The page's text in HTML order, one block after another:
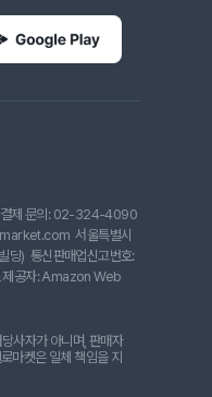
결제 문의: 02-324-4090
서울특별시
딩) 통신판매업신고번호:
제공자: Amazon Web
사자가 아니며, 판매자
마켓은 일체 책임을 지